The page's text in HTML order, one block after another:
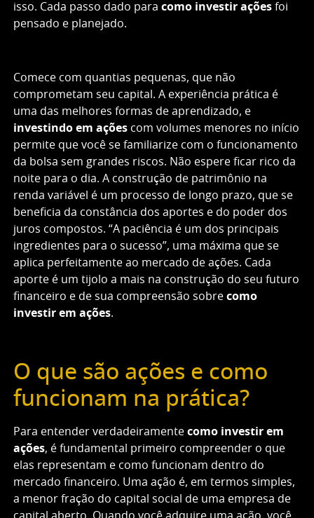
isso. Cada passo dado para como investir ações foi
pensado e planejado.
Comece com quantias pequenas, que não
comprometam seu capital. A experiência prática é
uma das melhores formas de aprendizado, e
investindo em ações com volumes menores no início
permite que você se familiarize com o funcionamento
da bolsa sem grandes riscos. Não espere ficar rico da
noite para o dia. A construção de patrimônio na
renda variável é um processo de longo prazo, que se
beneficia da constância dos aportes e do poder dos
juros compostos. “A paciência é um dos principais
ingredientes para o sucesso”, uma máxima que se
aplica perfeitamente ao mercado de ações. Cada
aporte é um tijolo a mais na construção do seu futuro
financeiro e de sua compreensão sobre como
investir em ações.
O que são ações e como
funcionam na prática?
Para entender verdadeiramente como investir em
ações, é fundamental primeiro compreender o que
elas representam e como funcionam dentro do
mercado financeiro. Uma ação é, em termos simples,
a menor fração do capital social de uma empresa de
capital aberto. Quando você adquire uma ação, você